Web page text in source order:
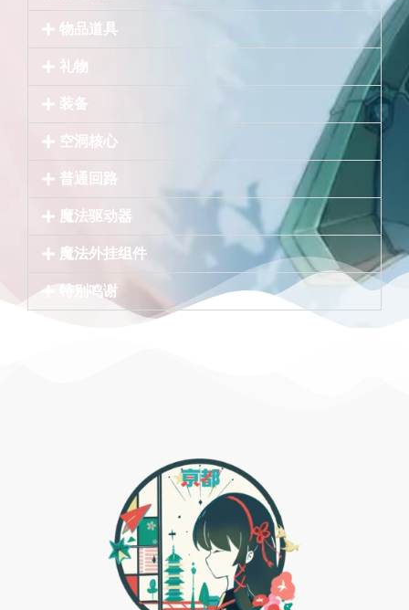
物品道具
礼物
装备
空洞核心
普通回路
魔法驱动器
魔法外挂组件
特别鸣谢